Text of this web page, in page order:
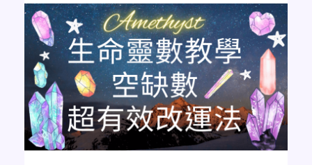
生
命
靈
數
命
盤
中
『空
缺
數』
對
我
們
自
身
的